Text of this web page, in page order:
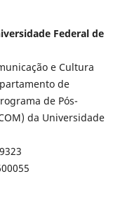
Federal de
e Cultura
de
de Pós-
da Universidade